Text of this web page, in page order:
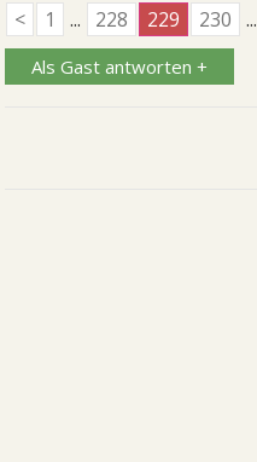
< 1 ... 228 229 230 ...
Als Gast antworten +